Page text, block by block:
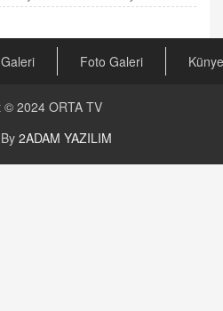
Foto Galeri Künye
© 2024 ORTA TV
2ADAM YAZILIM